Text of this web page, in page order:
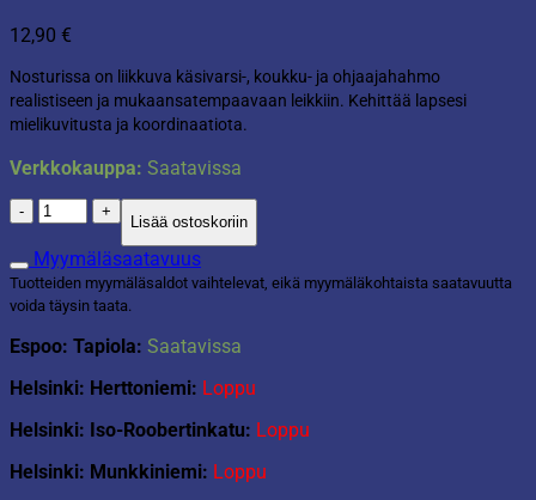
12,90 €
Nosturissa on liikkuva käsivarsi-, koukku- ja ohjaajahahmo
realistiseen ja mukaansatempaavaan leikkiin. Kehittää lapsesi
mielikuvitusta ja koordinaatiota.
Verkkokauppa: Saatavissa
Little
Dutch
nosturi
hahmolla
määrä
Lisää ostoskoriin
Myymäläsaatavuus
Tuotteiden myymäläsaldot vaihtelevat, eikä myymäläkohtaista saatavuutta
voida täysin taata.
Espoo: Tapiola: Saatavissa
Helsinki: Herttoniemi: Loppu
Helsinki: Iso-Roobertinkatu: Loppu
Helsinki: Munkkiniemi: Loppu